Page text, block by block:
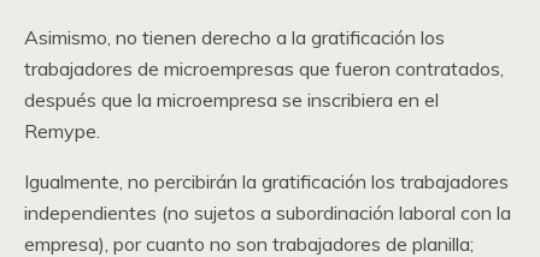
Asimismo, no tienen derecho a la gratificación los
trabajadores de microempresas que fueron contratados,
después que la microempresa se inscribiera en el
Remype.
Igualmente, no percibirán la gratificación los trabajadores
independientes (no sujetos a subordinación laboral con la
empresa), por cuanto no son trabajadores de planilla;